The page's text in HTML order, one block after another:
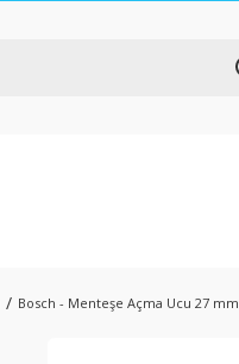
Bosch - Menteşe Açma Ucu 27 mm